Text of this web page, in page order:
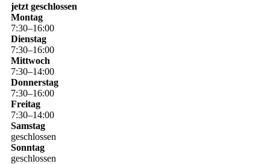
jetzt geschlossen
Montag
7:30–16:00
Dienstag
7:30–16:00
Mittwoch
7:30–14:00
Donnerstag
7:30–16:00
Freitag
7:30–14:00
Samstag
geschlossen
Sonntag
geschlossen